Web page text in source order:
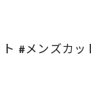
#メンズカ